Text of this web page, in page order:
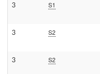
3 S1
3 S2
3 S2